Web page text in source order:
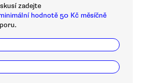
zadejte
hodnotě 50 Kč měsíčně